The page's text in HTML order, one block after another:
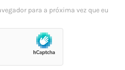
para a próxima vez que eu